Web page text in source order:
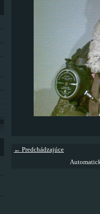
← Predchádzajúce